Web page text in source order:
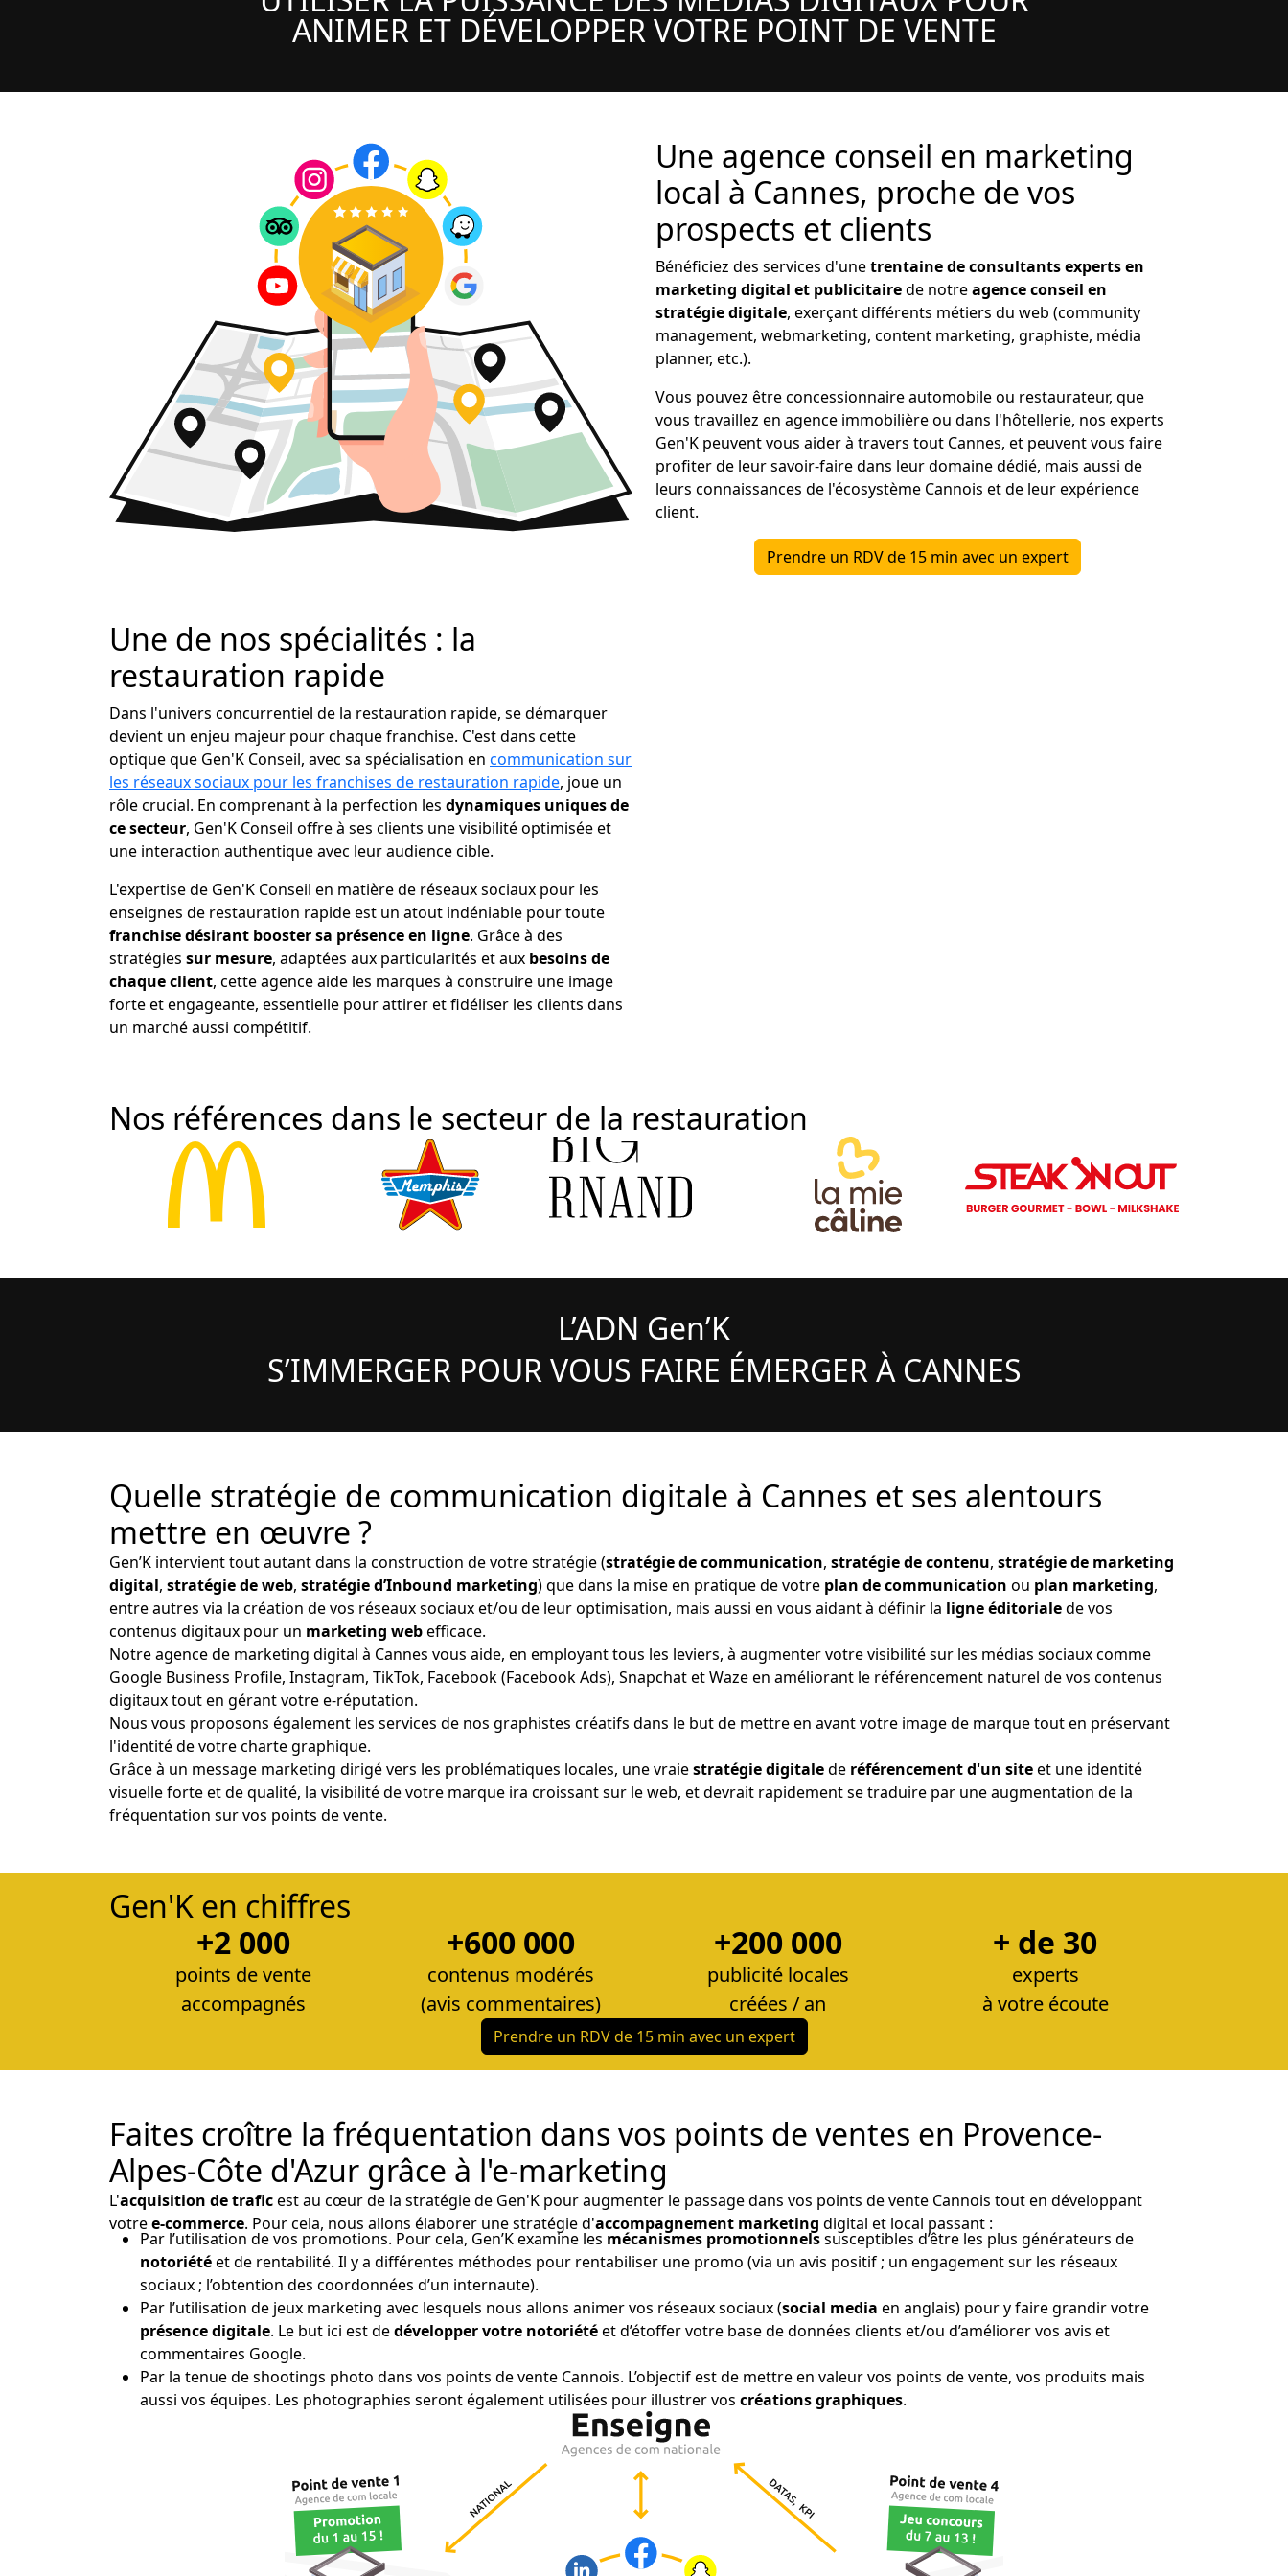
ANIMER ET DÉVELOPPER VOTRE POINT DE VENTE
Une agence conseil en marketing
local à Cannes, proche de vos
prospects et clients
Bénéficiez des services d'unetrentaine de consultants experts en
marketing digital et publicitairede notreagence conseil en
stratégie digitale, exerçant différents métiers du web (community
management, webmarketing, content marketing, graphiste, média
planner, etc.).
Vous pouvez être concessionnaire automobile ou restaurateur, que
vous travaillez en agence immobilière ou dans l'hôtellerie, nos experts
Gen'K peuvent vous aider à travers tout Cannes, et peuvent vous faire
profiter de leur savoir-faire dans leur domaine dédié, mais aussi de
leurs connaissances de l'écosystème Cannois et de leur expérience
client.
Prendre un RDV de 15 min avec un expert
Une de nos spécialités : la
restauration rapide
Dans l'univers concurrentiel de la restauration rapide, se démarquer
devient un enjeu majeur pour chaque franchise. C'est dans cette
optique que Gen'K Conseil, avec sa spécialisation en communication sur
les réseaux sociaux pour les franchises de restauration rapide, joue un
rôle crucial. En comprenant à la perfection les dynamiques uniques de
ce secteur, Gen'K Conseil offre à ses clients une visibilité optimisée et
une interaction authentique avec leur audience cible.
L'expertise de Gen'K Conseil en matière de réseaux sociaux pour les
enseignes de restauration rapide est un atout indéniable pour toute
franchise désirant booster sa présence en ligne. Grâce à des
stratégies sur mesure, adaptées aux particularités et aux besoins de
chaque client, cette agence aide les marques à construire une image
forte et engageante, essentielle pour attirer et fidéliser les clients dans
un marché aussi compétitif.
Nos références dans le secteur de la restauration
L’ADN Gen’K
S’IMMERGER POUR VOUS FAIRE ÉMERGER À CANNES
Quelle stratégie de communication digitale à Cannes et ses alentours
mettre en œuvre ?
Gen’K intervient tout autant dans la construction de votre stratégie (stratégie de communication, stratégie de contenu, stratégie de marketing
digital, stratégie de web, stratégie d’Inbound marketing) que dans la mise en pratique de votre plan de communication ou plan marketing,
entre autres via la création de vos réseaux sociaux et/ou de leur optimisation, mais aussi en vous aidant à définir la ligne éditorialede vos
contenus digitaux pour un marketing webefficace.
Notre agence de marketing digital à Cannes vous aide, en employant tous les leviers, à augmenter votre visibilité sur les médias sociaux comme
Google Business Profile, Instagram, TikTok, Facebook (Facebook Ads), Snapchat et Waze en améliorant le référencement naturel de vos contenus
digitaux tout en gérant votre e-réputation.
Nous vous proposons également les services de nos graphistes créatifs dans le but de mettre en avant votre image de marque tout en préservant
l'identité de votre charte graphique.
Grâce à un message marketing dirigé vers les problématiques locales, une vraiestratégie digitalede référencement d'un siteet une identité
visuelle forte et de qualité, la visibilité de votre marque ira croissant sur le web, et devrait rapidement se traduire par une augmentation de la
fréquentation sur vos points de vente.
Gen'K en chiffres
+2 000
points de vente
accompagnés
+600 000
contenus modérés
(avis commentaires)
+200 000
publicité locales
créées / an
+ de 30
experts
à votre écoute
Prendre un RDV de 15 min avec un expert
Faites croître la fréquentation dans vos points de ventes en Provence-
Alpes-Côte d'Azur grâce à l'e-marketing
L'acquisition de traficest au cœur de la stratégie de Gen'K pour augmenter le passage dans vos points de vente Cannois tout en développant
votree-commerce. Pour cela, nous allons élaborer une stratégie d'accompagnement marketing digital et local passant :
Par l’utilisation de vos promotions. Pour cela, Gen’K examine les mécanismes promotionnelssusceptibles d’être les plus générateurs de
notoriétéet de rentabilité. Il y a différentes méthodes pour rentabiliser une promo (via un avis positif ; un engagement sur les réseaux
sociaux ; l’obtention des coordonnées d’un internaute).
Par l’utilisation de jeux marketing avec lesquels nous allons animer vos réseaux sociaux (social media en anglais) pour y faire grandir votre
présence digitale. Le but ici est dedévelopper votre notoriétéet d’étoffer votre base de données clients et/ou d’améliorer vos avis et
commentaires Google.
Par la tenue de shootings photo dans vos points de vente Cannois. L’objectif est de mettre en valeur vos points de vente, vos produits mais
aussi vos équipes. Les photographies seront également utilisées pour illustrer vos créations graphiques.